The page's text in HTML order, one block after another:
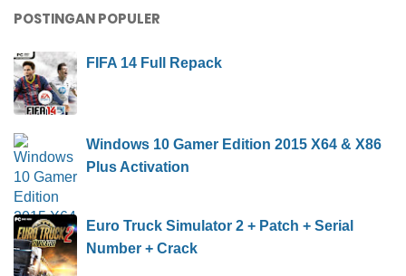
POSTINGAN POPULER
FIFA 14 Full Repack
Windows 10 Gamer Edition 2015 X64 & X86
Plus Activation
Euro Truck Simulator 2 + Patch + Serial
Number + Crack